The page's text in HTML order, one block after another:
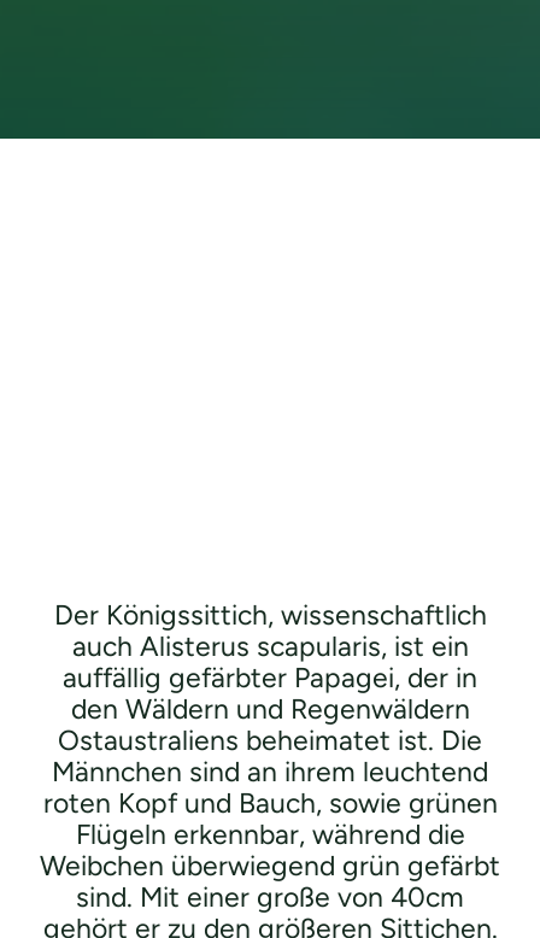
Der Königssittich, wissenschaftlich
auch Alisterus scapularis, ist ein
auffällig gefärbter Papagei, der in
den Wäldern und Regenwäldern
Ostaustraliens beheimatet ist. Die
Männchen sind an ihrem leuchtend
roten Kopf und Bauch, sowie grünen
Flügeln erkennbar, während die
Weibchen überwiegend grün gefärbt
sind. Mit einer große von 40cm
gehört er zu den größeren Sittichen.